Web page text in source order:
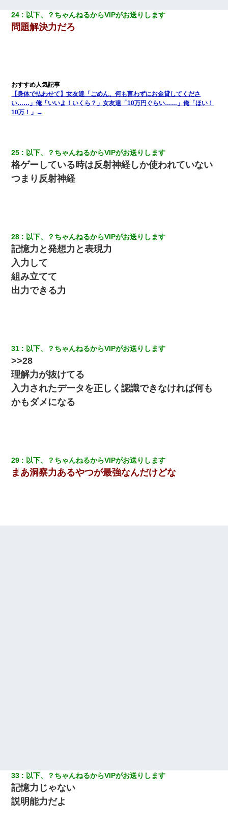
24 以下、？ちゃんねるからVIPがお送りします
問題解決力だろ
【身体で払わせて】女友達「ごめん、何も言わずにお金貸してくださ
い……」俺「いいよ！いくら？」女友達「10万円ぐらい……」俺「ほい！
10万！」→
25 以下、？ちゃんねるからVIPがお送りします
格ゲーしている時は反射神経しか使われていない
つまり反射神経
28 以下、？ちゃんねるからVIPがお送りします
記憶力と発想力と表現力
入力して
組み立てて
出力できる力
31 以下、？ちゃんねるからVIPがお送りします
>>28
理解力が抜けてる
入力されたデータを正しく認識できなければ何も
かもダメになる
29 以下、？ちゃんねるからVIPがお送りします
まあ洞察力あるやつが最強なんだけどな
33 以下、？ちゃんねるからVIPがお送りします
記憶力じゃない
説明能力だよ